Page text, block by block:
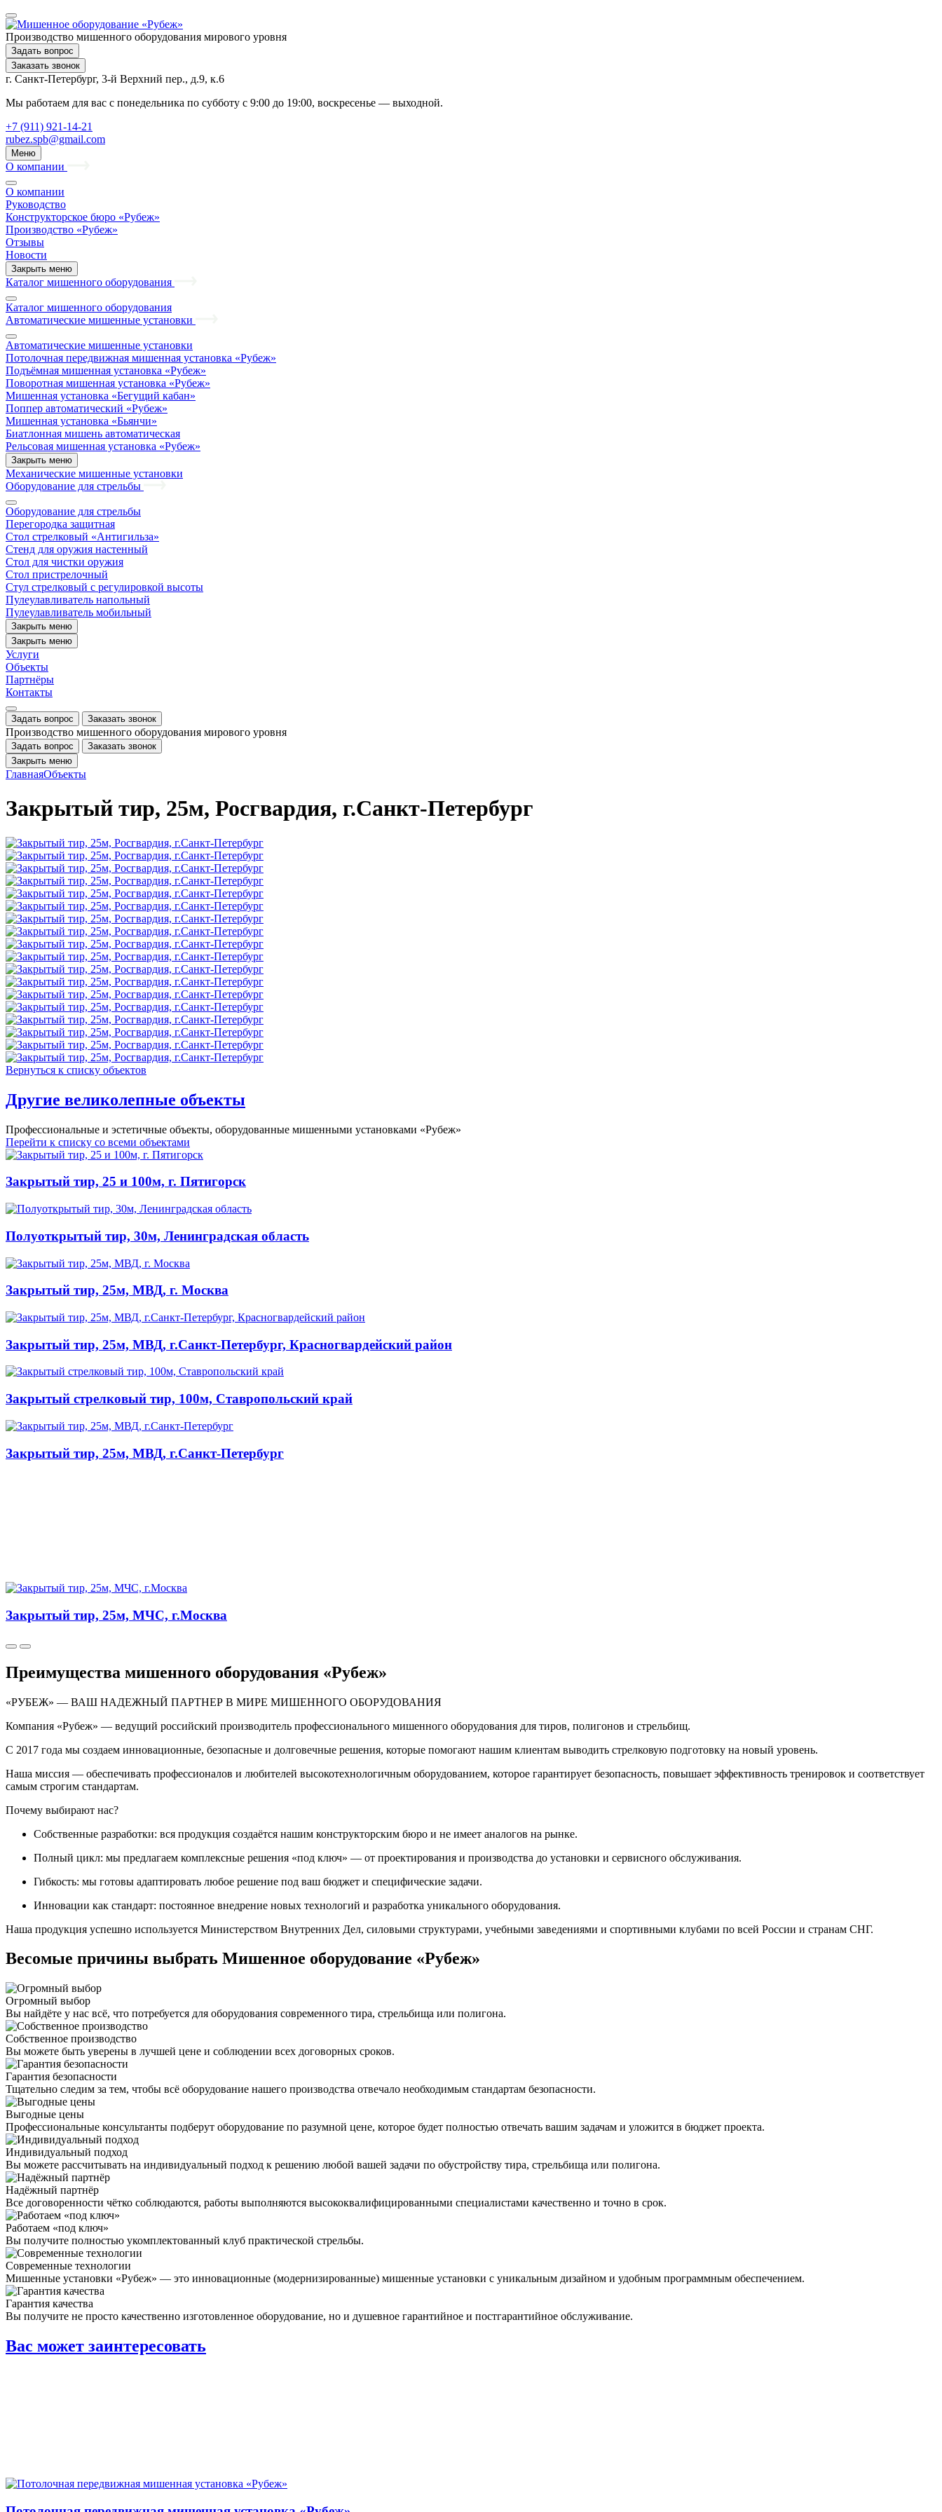
Производство мишенного оборудования мирового уровня
Задать вопрос
Заказать звонок
г. Санкт-Петербург, 3-й Верхний пер., д.9, к.6
Мы работаем для вас с понедельника по субботу с 9:00 до 19:00, воскресенье — выходной.
+7 (911) 921-14-21
rubez.spb@gmail.com
Меню
О компании
О компании
Руководство
Конструкторское бюро «Рубеж»
Производство «Рубеж»
Отзывы
Новости
Закрыть меню
Каталог мишенного оборудования
Каталог мишенного оборудования
Автоматические мишенные установки
Автоматические мишенные установки
Потолочная передвижная мишенная установка «Рубеж»
Подъёмная мишенная установка «Рубеж»
Поворотная мишенная установка «Рубеж»
Мишенная установка «Бегущий кабан»
Поппер автоматический «Рубеж»
Мишенная установка «Бьянчи»
Биатлонная мишень автоматическая
Рельсовая мишенная установка «Рубеж»
Закрыть меню
Механические мишенные установки
Оборудование для стрельбы
Оборудование для стрельбы
Перегородка защитная
Стол стрелковый «Антигильза»
Стенд для оружия настенный
Стол для чистки оружия
Стол пристрелочный
Стул стрелковый с регулировкой высоты
Пулеулавливатель напольный
Пулеулавливатель мобильный
Закрыть меню
Закрыть меню
Услуги
Объекты
Партнёры
Контакты
Задать вопрос Заказать звонок
Производство мишенного оборудования мирового уровня
Задать вопрос
Заказать звонок
Закрыть меню
ГлавнаяОбъекты
Закрытый тир, 25м, Росгвардия, г.Санкт-Петербург
Вернуться к списку объектов
Другие великолепные объекты
Профессиональные и эстетичные объекты, оборудованные мишенными установками «Рубеж»
Перейти к списку со всеми объектами
Закрытый тир, 25 и 100м, г. Пятигорск
Полуоткрытый тир, 30м, Ленинградская область
Закрытый тир, 25м, МВД, г. Москва
Закрытый тир, 25м, МВД, г.Санкт-Петербург, Красногвардейский район
Закрытый стрелковый тир, 100м, Ставропольский край
Закрытый тир, 25м, МВД, г.Санкт-Петербург
Закрытый тир, 25м, МЧС, г.Москва
Преимущества мишенного оборудования «Рубеж»
«РУБЕЖ» — ВАШ НАДЕЖНЫЙ ПАРТНЕР В МИРЕ МИШЕННОГО ОБОРУДОВАНИЯ
Компания «Рубеж» — ведущий российский производитель профессионального мишенного оборудования для тиров, полигонов и стрельбищ.
С 2017 года мы создаем инновационные, безопасные и долговечные решения, которые помогают нашим клиентам выводить стрелковую подготовку на новый уровень.
Наша миссия — обеспечивать профессионалов и любителей высокотехнологичным оборудованием, которое гарантирует безопасность, повышает эффективность тренировок и соответствует
самым строгим стандартам.
Почему выбирают нас?
Собственные разработки: вся продукция создаётся нашим конструкторским бюро и не имеет аналогов на рынке.
Полный цикл: мы предлагаем комплексные решения «под ключ» — от проектирования и производства до установки и сервисного обслуживания.
Гибкость: мы готовы адаптировать любое решение под ваш бюджет и специфические задачи.
Инновации как стандарт: постоянное внедрение новых технологий и разработка уникального оборудования.
Наша продукция успешно используется Министерством Внутренних Дел, силовыми структурами, учебными заведениями и спортивными клубами по всей России и странам СНГ.
Весомые причины выбрать Мишенное оборудование «Рубеж»
Огромный выбор
Вы найдёте у нас всё, что потребуется для оборудования современного тира, стрельбища или полигона.
Собственное производство
Вы можете быть уверены в лучшей цене и соблюдении всех договорных сроков.
Гарантия безопасности
Тщательно следим за тем, чтобы всё оборудование нашего производства отвечало необходимым стандартам безопасности.
Выгодные цены
Профессиональные консультанты подберут оборудование по разумной цене, которое будет полностью отвечать вашим задачам и уложится в бюджет проекта.
Индивидуальный подход
Вы можете рассчитывать на индивидуальный подход к решению любой вашей задачи по обустройству тира, стрельбища или полигона.
Надёжный партнёр
Все договоренности чётко соблюдаются, работы выполняются высококвалифицированными специалистами качественно и точно в срок.
Работаем «под ключ»
Вы получите полностью укомплектованный клуб практической стрельбы.
Современные технологии
Мишенные установки «Рубеж» — это инновационные (модернизированные) мишенные установки с уникальным дизайном и удобным программным обеспечением.
Гарантия качества
Вы получите не просто качественно изготовленное оборудование, но и душевное гарантийное и постгарантийное обслуживание.
Вас может заинтересовать